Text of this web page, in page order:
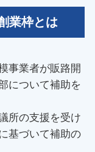
業枠とは
事業者が販路開
について補助を
所の支援を受け
基づいて補助の